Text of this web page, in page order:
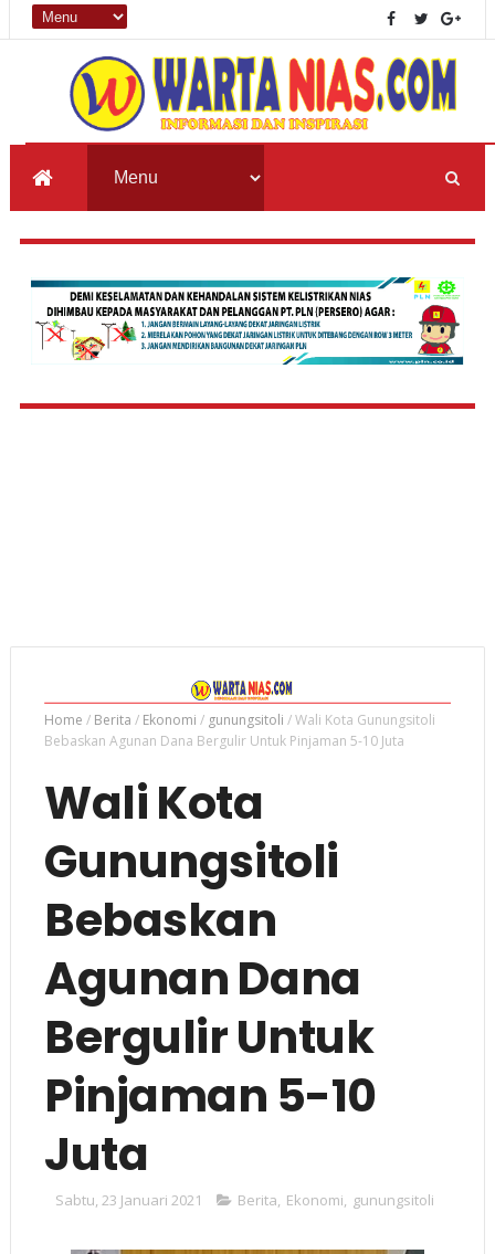
Home / Berita / Ekonomi / gunungsitoli /Wali Kota Gunungsitoli
Bebaskan Agunan Dana Bergulir Untuk Pinjaman 5-10 Juta
Wali Kota
Gunungsitoli
Bebaskan
Agunan Dana
Bergulir Untuk
Pinjaman 5-10
Juta
Sabtu, 23 Januari 2021 Berita, Ekonomi, gunungsitoli